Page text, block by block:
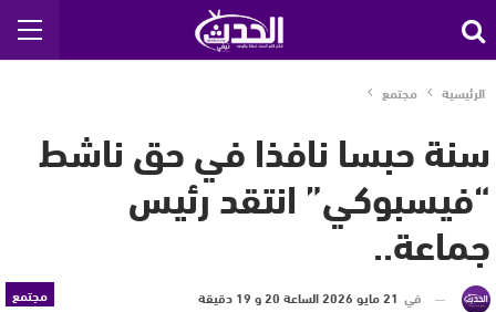
الرئيسية مجتمع
سنة حبسا نافذا في حق ناشط
“فيسبوكي” انتقد رئيس
جماعة..
مجتمع في 21 مايو 2026 الساعة 20 و 19 دقيقة